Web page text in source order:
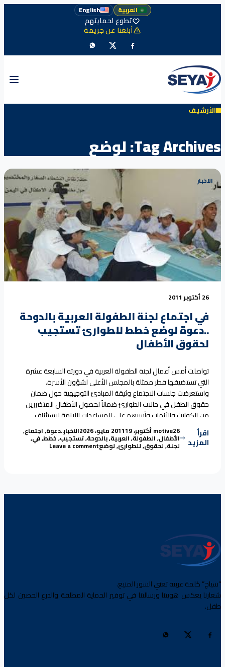
العربية English
تطوع لحمايتهم
أبلغنا عن جريمة
الأرشيف
Tag Archives: لوضع
الاخبار
26 أكتوبر 2011
في اجتماع لجنة الطفولة العربية بالدوحة
..دعوة لوضع خطط للطوارئ تستجيب
لحقوق الأطفال
تواصلت أمس أعمال لجنة الطفولة العربية في دورته السابعة عشرة
التي تستضيفها قطر ممثلة بالمجلس الأعلى لشؤون الأسرة.
واستعرضت جلسات الاجتماع وثيقة المبادئ التوجيهية حول ضمان
حقوق الطفل في حالات الطوارئ ضماناً لحصول الأطفال المتضررين
من الكوارث والأزمات وأسرهم على المساعدات اللازمة لاستئناف
حياتهم العادية, خاصة أن الظروف التي تمر بها بالمنطقة العربية
تستدعي التدخلContinue reading“في اجتماع لجنة الطفولة العربية اقرأ
المزيد
Posted by
motive26 أكتوبر، 2011 19 مايو، 2026 Posted in
الاخبارTags:
..دعوة,اجتماع,
الأطفال,الطفولة,العربية,بالدوحة,تستجيب,خطط,في,
لجنة,لحقوق,للطوارئ,لوضعLeave a comment
“سياج” كلمة عربية تعني السور المنيع.
شعارنا يعكس هويتنا ورسالتنا في توفير الحماية المطلقة والدرع الحصين لكل
طفل.